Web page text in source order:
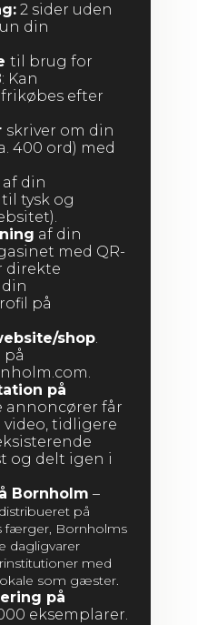
2 sider uden
din
til brug for
Kan
efter
skriver om din
400 ord) med
af din
tysk og
af din
med QR-
direkte
på
shop.
på
på
annoncører får
tidligere
og delt igen i
Bornholm –
på
færger, Bornholms
dagligvarer
med
som gæster.
på
eksemplarer.